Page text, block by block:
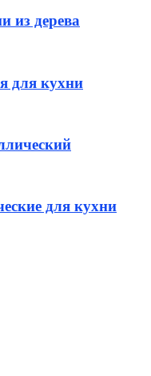
из дерева
для кухни
для кухни